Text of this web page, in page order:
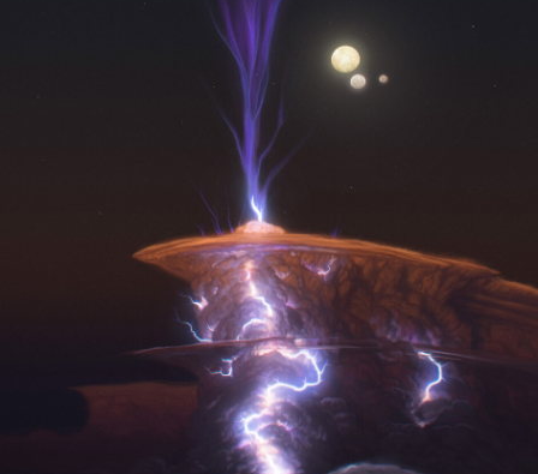
发送弹幕
弹幕会在下方多行滚动展示；匿名发送有数量和频率限制。
加载弹幕...
99.00